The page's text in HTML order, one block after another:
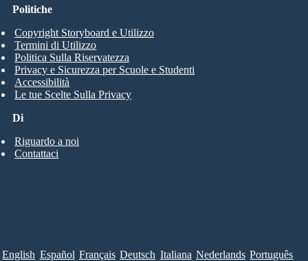
Di
Riguardo a noi
Contattaci
Politiche
Copyright Storyboard e Utilizzo
Termini di Utilizzo
Politica Sulla Riservatezza
Privacy e Sicurezza per Scuole e Studenti
Accessibilità
Le tue Scelte Sulla Privacy
English Español Français Deutsch Italiana Nederlands Português